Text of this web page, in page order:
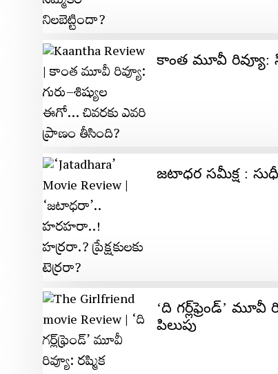
కాంత మూవీ
జటాధర సమీక్ష :
‘ది గర్ల్‌ఫ్రెండ్‌’
పిలుపు